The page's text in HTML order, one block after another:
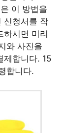
이 방법을
신청서를 작
하시면 미리
와 사진을
제합니다. 15
합니다.